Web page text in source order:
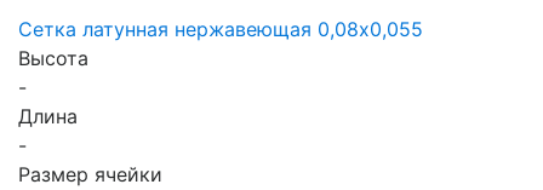
Сетка латунная нержавеющая 0,08x0,055
Высота
-
Длина
-
Размер ячейки